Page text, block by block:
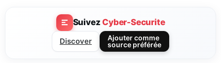
SuivezCyber-Securite
Discover
Ajouter comme
source préférée